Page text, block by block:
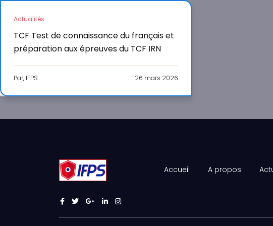
Actualités
TCF Test de connaissance du français et
préparation aux épreuves du TCF IRN
Par, IFPS 26 mars 2026
Accueil A propos